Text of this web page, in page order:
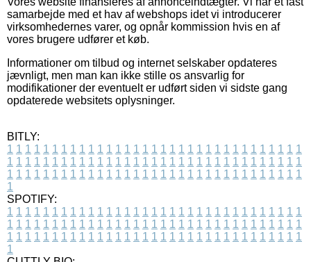
samarbejde med et hav af webshops idet vi introducerer
virksomhedernes varer, og opnår kommission hvis en af
vores brugere udfører et køb.
Informationer om tilbud og internet selskaber opdateres
jævnligt, men man kan ikke stille os ansvarlig for
modifikationer der eventuelt er udført siden vi sidste gang
opdaterede websitets oplysninger.
BITLY:
1 1 1 1 1 1 1 1 1 1 1 1 1 1 1 1 1 1 1 1 1 1 1 1 1 1 1 1 1 1 1 1 1
1 1 1 1 1 1 1 1 1 1 1 1 1 1 1 1 1 1 1 1 1 1 1 1 1 1 1 1 1 1 1 1 1
1 1 1 1 1 1 1 1 1 1 1 1 1 1 1 1 1 1 1 1 1 1 1 1 1 1 1 1 1 1 1 1 1
1
SPOTIFY:
1 1 1 1 1 1 1 1 1 1 1 1 1 1 1 1 1 1 1 1 1 1 1 1 1 1 1 1 1 1 1 1 1
1 1 1 1 1 1 1 1 1 1 1 1 1 1 1 1 1 1 1 1 1 1 1 1 1 1 1 1 1 1 1 1 1
1 1 1 1 1 1 1 1 1 1 1 1 1 1 1 1 1 1 1 1 1 1 1 1 1 1 1 1 1 1 1 1 1
1